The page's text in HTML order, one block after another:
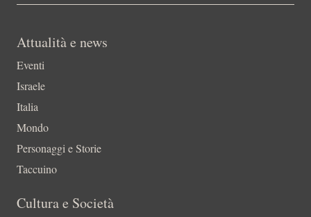
Attualità e news
Eventi
Israele
Italia
Mondo
Personaggi e Storie
Taccuino
Cultura e Società